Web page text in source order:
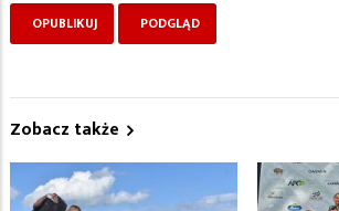
Zobacz także